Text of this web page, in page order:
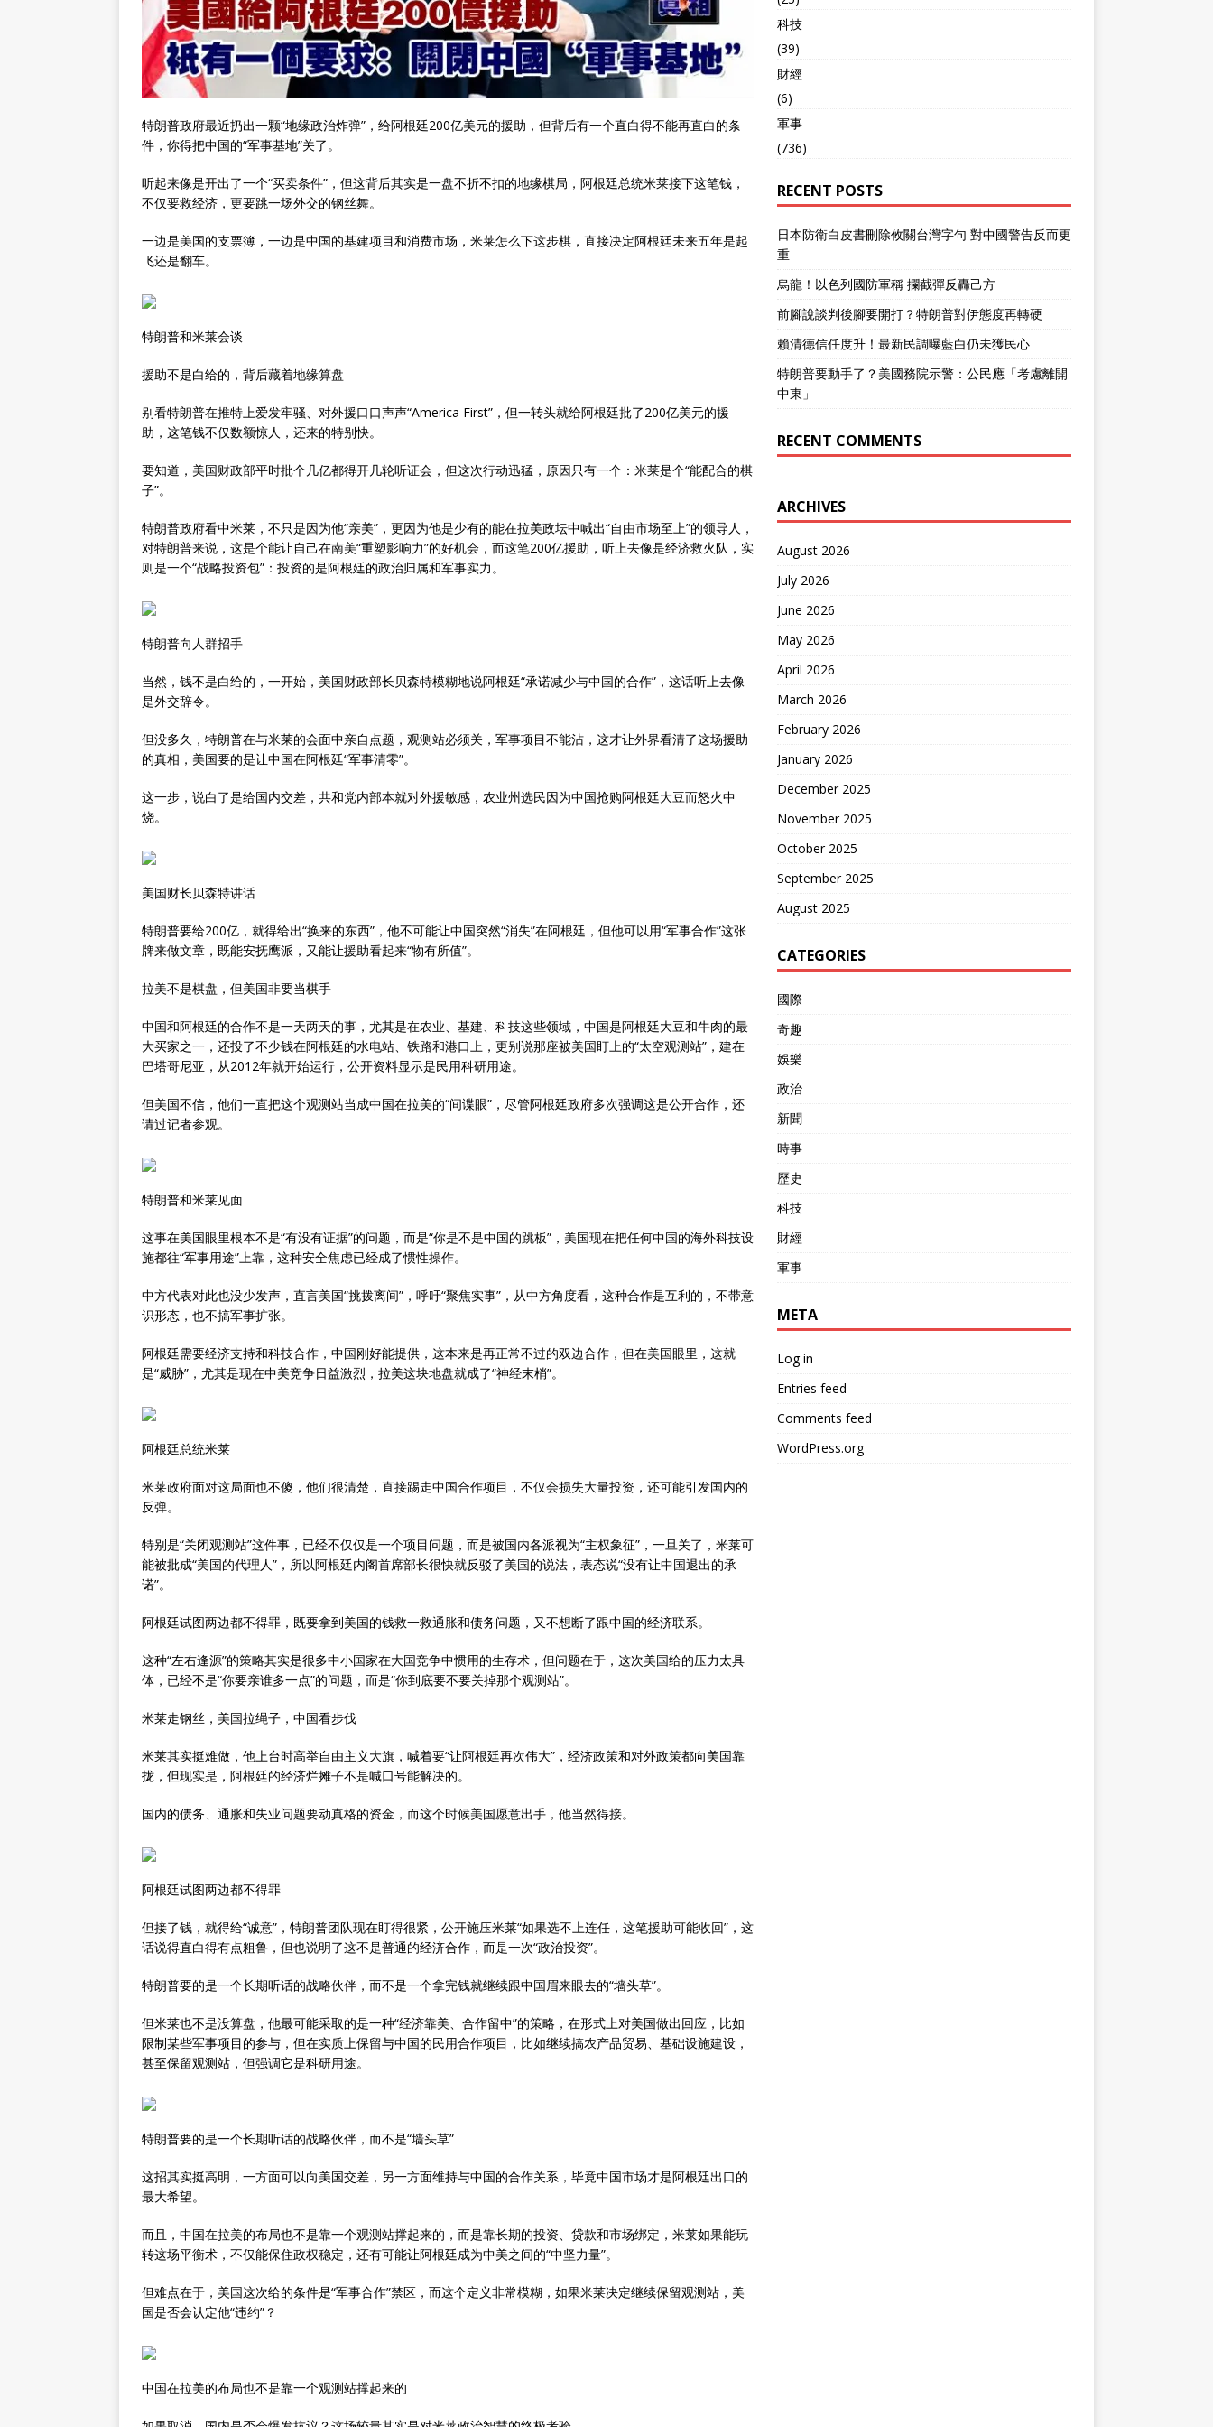
特朗普政府最近扔出一颗“地缘政治炸弹”，给阿根廷200亿美元的援助，但背后有一个直白得不能再直白的条
件，你得把中国的“军事基地”关了。
听起来像是开出了一个“买卖条件”，但这背后其实是一盘不折不扣的地缘棋局，阿根廷总统米莱接下这笔钱，
不仅要救经济，更要跳一场外交的钢丝舞。
一边是美国的支票簿，一边是中国的基建项目和消费市场，米莱怎么下这步棋，直接决定阿根廷未来五年是起
飞还是翻车。
特朗普和米莱会谈
援助不是白给的，背后藏着地缘算盘
别看特朗普在推特上爱发牢骚、对外援口口声声“America First”，但一转头就给阿根廷批了200亿美元的援
助，这笔钱不仅数额惊人，还来的特别快。
要知道，美国财政部平时批个几亿都得开几轮听证会，但这次行动迅猛，原因只有一个：米莱是个“能配合的棋
子”。
特朗普政府看中米莱，不只是因为他“亲美”，更因为他是少有的能在拉美政坛中喊出“自由市场至上”的领导人，
对特朗普来说，这是个能让自己在南美“重塑影响力”的好机会，而这笔200亿援助，听上去像是经济救火队，实
则是一个“战略投资包”：投资的是阿根廷的政治归属和军事实力。
特朗普向人群招手
当然，钱不是白给的，一开始，美国财政部长贝森特模糊地说阿根廷“承诺减少与中国的合作”，这话听上去像
是外交辞令。
但没多久，特朗普在与米莱的会面中亲自点题，观测站必须关，军事项目不能沾，这才让外界看清了这场援助
的真相，美国要的是让中国在阿根廷“军事清零”。
这一步，说白了是给国内交差，共和党内部本就对外援敏感，农业州选民因为中国抢购阿根廷大豆而怒火中
烧。
美国财长贝森特讲话
特朗普要给200亿，就得给出“换来的东西”，他不可能让中国突然“消失”在阿根廷，但他可以用“军事合作”这张
牌来做文章，既能安抚鹰派，又能让援助看起来“物有所值”。
拉美不是棋盘，但美国非要当棋手
中国和阿根廷的合作不是一天两天的事，尤其是在农业、基建、科技这些领域，中国是阿根廷大豆和牛肉的最
大买家之一，还投了不少钱在阿根廷的水电站、铁路和港口上，更别说那座被美国盯上的“太空观测站”，建在
巴塔哥尼亚，从2012年就开始运行，公开资料显示是民用科研用途。
但美国不信，他们一直把这个观测站当成中国在拉美的“间谍眼”，尽管阿根廷政府多次强调这是公开合作，还
请过记者参观。
特朗普和米莱见面
这事在美国眼里根本不是“有没有证据”的问题，而是“你是不是中国的跳板”，美国现在把任何中国的海外科技设
施都往“军事用途”上靠，这种安全焦虑已经成了惯性操作。
中方代表对此也没少发声，直言美国“挑拨离间”，呼吁“聚焦实事”，从中方角度看，这种合作是互利的，不带意
识形态，也不搞军事扩张。
阿根廷需要经济支持和科技合作，中国刚好能提供，这本来是再正常不过的双边合作，但在美国眼里，这就
是“威胁”，尤其是现在中美竞争日益激烈，拉美这块地盘就成了“神经末梢”。
阿根廷总统米莱
米莱政府面对这局面也不傻，他们很清楚，直接踢走中国合作项目，不仅会损失大量投资，还可能引发国内的
反弹。
特别是“关闭观测站”这件事，已经不仅仅是一个项目问题，而是被国内各派视为“主权象征”，一旦关了，米莱可
能被批成“美国的代理人”，所以阿根廷内阁首席部长很快就反驳了美国的说法，表态说“没有让中国退出的承
诺”。
阿根廷试图两边都不得罪，既要拿到美国的钱救一救通胀和债务问题，又不想断了跟中国的经济联系。
这种“左右逢源”的策略其实是很多中小国家在大国竞争中惯用的生存术，但问题在于，这次美国给的压力太具
体，已经不是“你要亲谁多一点”的问题，而是“你到底要不要关掉那个观测站”。
米莱走钢丝，美国拉绳子，中国看步伐
米莱其实挺难做，他上台时高举自由主义大旗，喊着要“让阿根廷再次伟大”，经济政策和对外政策都向美国靠
拢，但现实是，阿根廷的经济烂摊子不是喊口号能解决的。
国内的债务、通胀和失业问题要动真格的资金，而这个时候美国愿意出手，他当然得接。
阿根廷试图两边都不得罪
但接了钱，就得给“诚意”，特朗普团队现在盯得很紧，公开施压米莱“如果选不上连任，这笔援助可能收回”，这
话说得直白得有点粗鲁，但也说明了这不是普通的经济合作，而是一次“政治投资”。
特朗普要的是一个长期听话的战略伙伴，而不是一个拿完钱就继续跟中国眉来眼去的“墙头草”。
但米莱也不是没算盘，他最可能采取的是一种“经济靠美、合作留中”的策略，在形式上对美国做出回应，比如
限制某些军事项目的参与，但在实质上保留与中国的民用合作项目，比如继续搞农产品贸易、基础设施建设，
甚至保留观测站，但强调它是科研用途。
特朗普要的是一个长期听话的战略伙伴，而不是“墙头草”
这招其实挺高明，一方面可以向美国交差，另一方面维持与中国的合作关系，毕竟中国市场才是阿根廷出口的
最大希望。
而且，中国在拉美的布局也不是靠一个观测站撑起来的，而是靠长期的投资、贷款和市场绑定，米莱如果能玩
转这场平衡术，不仅能保住政权稳定，还有可能让阿根廷成为中美之间的“中坚力量”。
但难点在于，美国这次给的条件是“军事合作”禁区，而这个定义非常模糊，如果米莱决定继续保留观测站，美
国是否会认定他“违约”？
中国在拉美的布局也不是靠一个观测站撑起来的
科技
(39)
財經
(6)
軍事
(736)
RECENT POSTS
日本防衛白皮書刪除攸關台灣字句 對中國警告反而更
重
烏龍！以色列國防軍稱 攔截彈反轟己方
前腳說談判後腳要開打？特朗普對伊態度再轉硬
賴清德信任度升！最新民調曝藍白仍未獲民心
特朗普要動手了？美國務院示警：公民應「考慮離開
中東」
RECENT COMMENTS
ARCHIVES
August 2026
July 2026
June 2026
May 2026
April 2026
March 2026
February 2026
January 2026
December 2025
November 2025
October 2025
September 2025
August 2025
CATEGORIES
國際
奇趣
娛樂
政治
新聞
時事
歷史
科技
財經
軍事
META
Log in
Entries feed
Comments feed
WordPress.org